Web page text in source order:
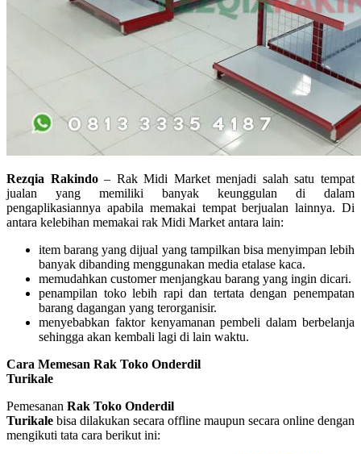
Rezqia Rakindo– Rak Midi Market menjadi salah satu tempat
jualan yang memiliki banyak keunggulan di dalam
pengaplikasiannya apabila memakai tempat berjualan lainnya. Di
antara kelebihan memakai rak Midi Market antara lain:
item barang yang dijual yang tampilkan bisa menyimpan lebih
banyak dibanding menggunakan media etalase kaca.
memudahkan customer menjangkau barang yang ingin dicari.
penampilan toko lebih rapi dan tertata dengan penempatan
barang dagangan yang terorganisir.
menyebabkan faktor kenyamanan pembeli dalam berbelanja
sehingga akan kembali lagi di lain waktu.
Cara Memesan Rak Toko Onderdil
Turikale
Pemesanan Rak Toko Onderdil
Turikale bisa dilakukan secara offline maupun secara online dengan
mengikuti tata cara berikut ini: